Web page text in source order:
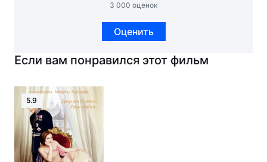
3 000 оценок
Оценить
Если вам понравился этот фильм
5.9